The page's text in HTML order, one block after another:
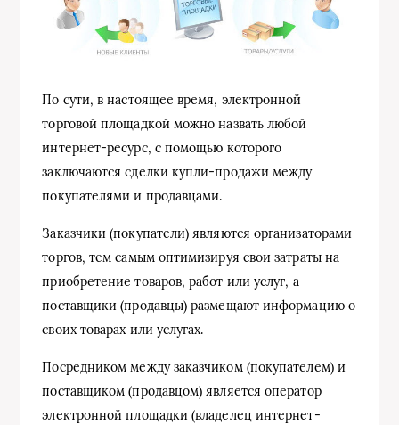
По сути, в настоящее время, электронной
торговой площадкой можно назвать любой
интернет-ресурс, с помощью которого
заключаются сделки купли-продажи между
покупателями и продавцами.
Заказчики (покупатели) являются организаторами
торгов, тем самым оптимизируя свои затраты на
приобретение товаров, работ или услуг, а
поставщики (продавцы) размещают информацию о
своих товарах или услугах.
Посредником между заказчиком (покупателем) и
поставщиком (продавцом) является оператор
электронной площадки (владелец интернет-